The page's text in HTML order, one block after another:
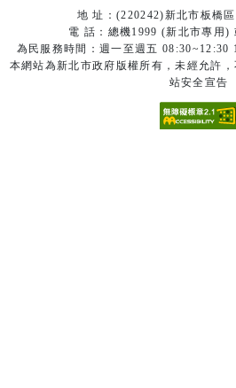
地 址：(220242)新北市板橋
電 話：總機1999 (新北市專用)
為民服務時間：週一至週五 08:30~12:30
本網站為新北市政府版權所有，未經允許
站安全宣告